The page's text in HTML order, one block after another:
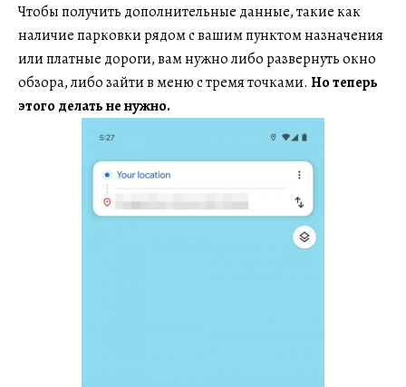
Чтобы получить дополнительные данные, такие как
наличие парковки рядом с вашим пунктом назначения
или платные дороги, вам нужно либо развернуть окно
обзора, либо зайти в меню с тремя точками. Но теперь
этого делать не нужно.